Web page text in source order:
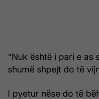
“Nuk është i pari e as
shumë shpejt do të
I pyetur nëse do të